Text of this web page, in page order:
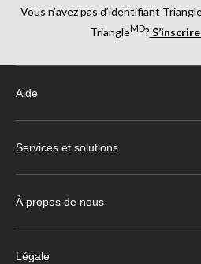
Vous n’avez pas d’identifiant
TriangleMD?
Aide
Services et solutions
À propos de nous
Légale